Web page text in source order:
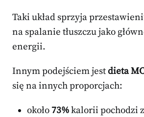
Taki układ sprzyja
na spalanie tłuszczu jako
energii.
Innym podejściem jestdieta
się na innych proporcjach:
około 73%kalorii pochodzi z